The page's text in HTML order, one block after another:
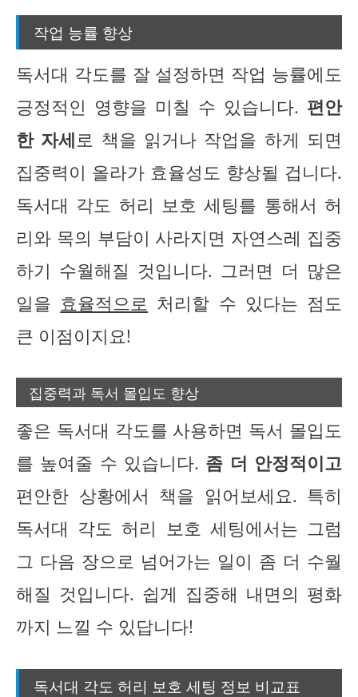
작업 능률 향상
독서대 각도를 잘 설정하면 작업 능률에도
긍정적인 영향을 미칠 수 있습니다. 편안
한 자세로 책을 읽거나 작업을 하게 되면
집중력이 올라가 효율성도 향상될 겁니다.
독서대 각도 허리 보호 세팅를 통해서 허
리와 목의 부담이 사라지면 자연스레 집중
하기 수월해질 것입니다. 그러면 더 많은
일을 효율적으로 처리할 수 있다는 점도
큰 이점이지요!
집중력과 독서 몰입도 향상
좋은 독서대 각도를 사용하면 독서 몰입도
를 높여줄 수 있습니다. 좀 더 안정적이고
편안한 상황에서 책을 읽어보세요. 특히
독서대 각도 허리 보호 세팅에서는 그럼
그 다음 장으로 넘어가는 일이 좀 더 수월
해질 것입니다. 쉽게 집중해 내면의 평화
까지 느낄 수 있답니다!
독서대 각도 허리 보호 세팅 정보 비교표